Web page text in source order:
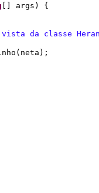
[] args) {
vista da classe